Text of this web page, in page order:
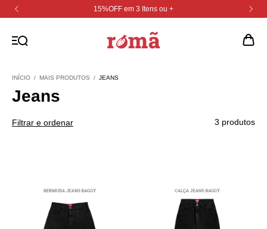
15%OFF em 3 Itens ou +
INÍCIO / MAIS PRODUTOS / JEANS
Jeans
Filtrar e ordenar 3 produtos